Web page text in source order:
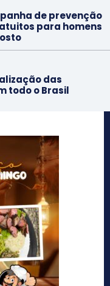
de prevenção
para homens
das
todo o Brasil